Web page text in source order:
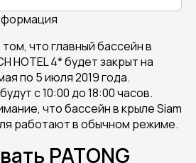
что главный бассейн в
HOTEL 4* будет закрыт на
по 5 июля 2019 года.
с 10:00 до 18:00 часов.
что бассейн в крыле Siam
работают в обычном режиме.
PATONG